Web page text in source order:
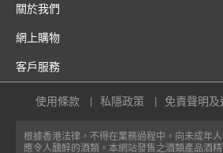
關於我們
網上購物
客戶服務
根據香港法律，不得在業務過程中，向未成年
應令人醺醉的酒類。本網站發售之酒類產品酒精
使用條款 私隱政策 免責聲明及